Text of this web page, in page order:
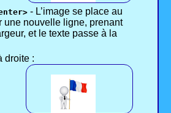
- L’image se place au
une nouvelle ligne, prenant
et le texte passe à la
droite :